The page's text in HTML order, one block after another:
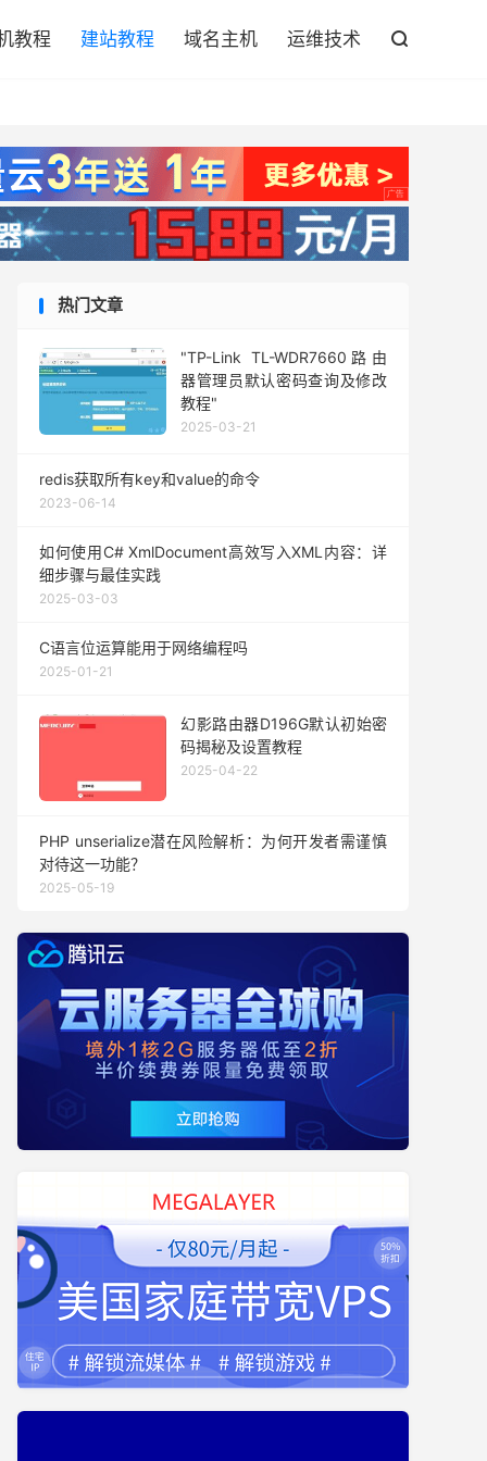
教程 建站教程 域名主机 运维技术 
热门文章
"TP-Link TL-WDR7660路由
器管理员默认密码查询及修改
教程"
2025-03-21
redis获取所有key和value的命令
2023-06-14
如何使用C# XmlDocument高效写入XML内容：详
细步骤与最佳实践
2025-03-03
C语言位运算能用于网络编程吗
2025-01-21
幻影路由器D196G默认初始密
码揭秘及设置教程
2025-04-22
PHP unserialize潜在风险解析：为何开发者需谨慎
对待这一功能？
2025-05-19